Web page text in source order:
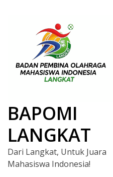
BAPOMI
LANGKAT
Dari Langkat, Untuk Juara
Mahasiswa Indonesia!